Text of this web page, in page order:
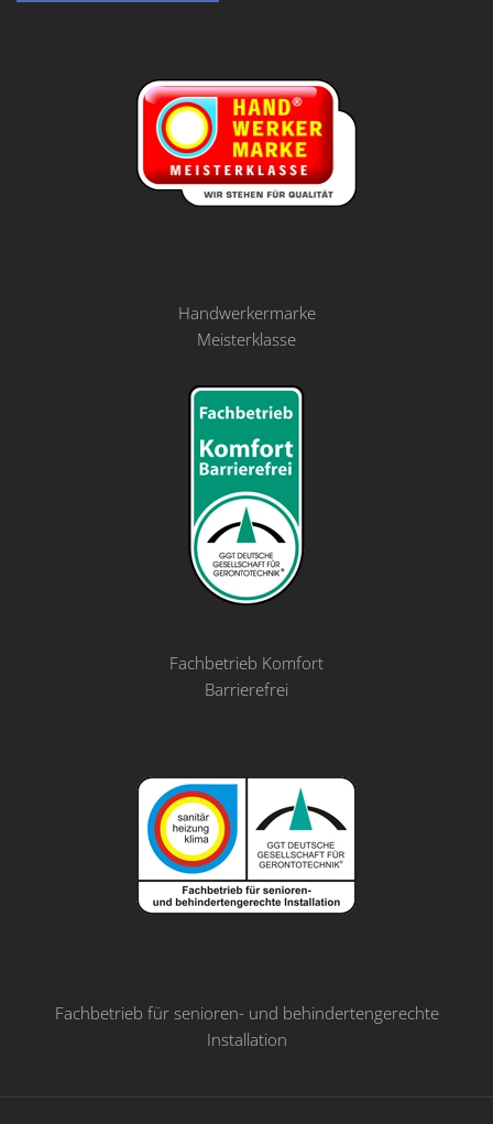
Handwerkermarke
Meisterklasse
Fachbetrieb Komfort
Barrierefrei
Fachbetrieb für senioren- und behindertengerechte
Installation